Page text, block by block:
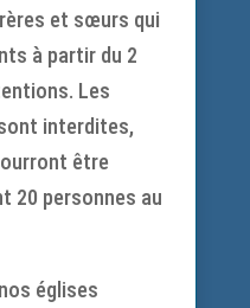
et sœurs qui
à partir du 2
Les
interdites,
être
20 personnes au
églises